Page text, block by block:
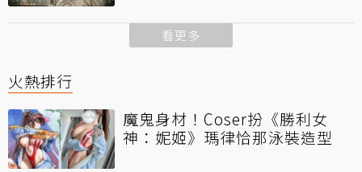
看更多
火熱排行
魔鬼身材！Coser扮《勝利女
神：妮姬》瑪律恰那泳裝造型